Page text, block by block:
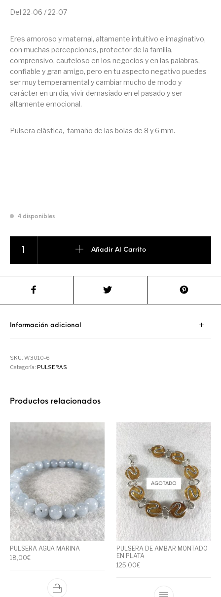
Del 22-06 / 22-07
Eres amoroso y maternal, altamente intuitivo e imaginativo,
con muchas percepciones, protector de la familia,
comprensivo, cauteloso en los negocios y en las palabras,
confiable y gran amigo, pero en tu aspecto negativo puedes
ser muy temperamental y cambiar mucho de modo y
carácter en un día, vivir demasiado en el pasado y ser
altamente emocional.
Pulsera elástica, tamaño de las bolas de 8 y 6 mm.
4 disponibles
Añadir Al Carrito
Información adicional
SKU:W3010-6
Categoría: PULSERAS
Productos relacionados
PULSERA AGUA MARINA
18,00€
AGOTADO
PULSERA DE AMBAR MONTADO
EN PLATA
125,00€